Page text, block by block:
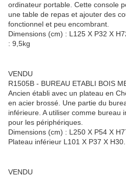
ordinateur portable. Cette console
une table de repas et ajouter des
fonctionnel et peu encombrant.
Dimensions (cm) : L125 X P32 X
: 9,5kg
VENDU
R1505B - BUREAU ETABLI BOIS
Ancien établi avec un plateau en
en acier brossé. Une partie du
inférieure. A utiliser comme bureau
pour les périphériques.
Dimensions (cm) : L250 X P54 X
Plateau inférieur L101 X P37 X
VENDU